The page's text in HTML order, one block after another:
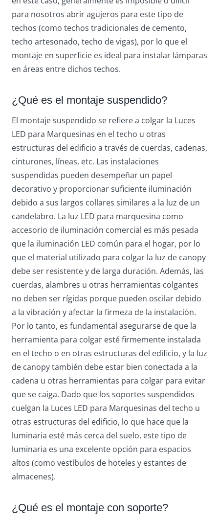
para nosotros abrir agujeros para este tipo de
techos (como techos tradicionales de cemento,
techo artesonado, techo de vigas), por lo que el
montaje en superficie es ideal para instalar lámparas
en áreas entre dichos techos.
¿Qué es el montaje suspendido?
El montaje suspendido se refiere a colgar la Luces
LED para Marquesinas en el techo u otras
estructuras del edificio a través de cuerdas, cadenas,
cinturones, líneas, etc. Las instalaciones
suspendidas pueden desempeñar un papel
decorativo y proporcionar suficiente iluminación
debido a sus largos collares similares a la luz de un
candelabro. La luz LED para marquesina como
accesorio de iluminación comercial es más pesada
que la iluminación LED común para el hogar, por lo
que el material utilizado para colgar la luz de canopy
debe ser resistente y de larga duración. Además, las
cuerdas, alambres u otras herramientas colgantes
no deben ser rígidas porque pueden oscilar debido
a la vibración y afectar la firmeza de la instalación.
Por lo tanto, es fundamental asegurarse de que la
herramienta para colgar esté firmemente instalada
en el techo o en otras estructuras del edificio, y la luz
de canopy también debe estar bien conectada a la
cadena u otras herramientas para colgar para evitar
que se caiga. Dado que los soportes suspendidos
cuelgan la Luces LED para Marquesinas del techo u
otras estructuras del edificio, lo que hace que la
luminaria esté más cerca del suelo, este tipo de
luminaria es una excelente opción para espacios
altos (como vestíbulos de hoteles y estantes de
almacenes).
¿Qué es el montaje con soporte?